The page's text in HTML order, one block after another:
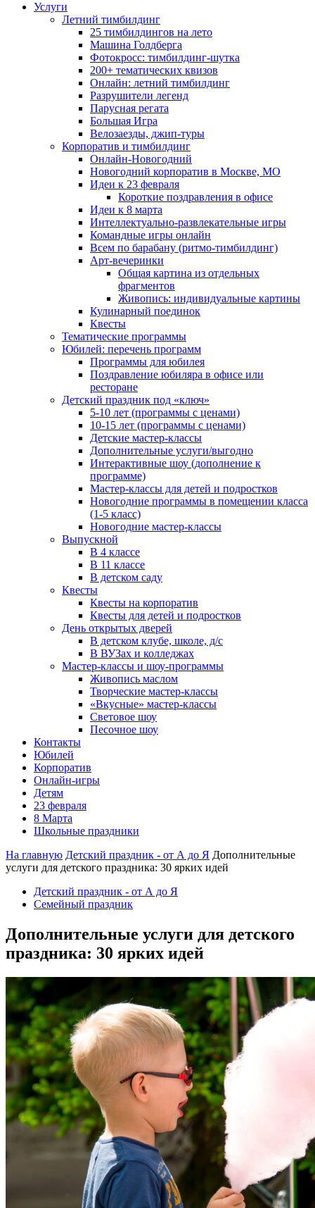
Услуги
Летний тимбилдинг
25 тимбилдингов на лето
Машина Голдберга
Фотокросс: тимбилдинг-шутка
200+ тематических квизов
Онлайн: летний тимбилдинг
Разрушители легенд
Парусная регата
Большая Игра
Велозаезды, джип-туры
Корпоратив и тимбилдинг
Онлайн-Новогодний
Новогодний корпоратив в Москве, МО
Идеи к 23 февраля
Короткие поздравления в офисе
Идеи к 8 марта
Интеллектуально-развлекательные игры
Командные игры онлайн
Всем по барабану (ритмо-тимбилдинг)
Арт-вечеринки
Общая картина из отдельных
фрагментов
Живопись: индивидуальные картины
Кулинарный поединок
Квесты
Тематические программы
Юбилей: перечень программ
Программы для юбилея
Поздравление юбиляра в офисе или
ресторане
Детский праздник под «ключ»
5-10 лет (программы с ценами)
10-15 лет (программы с ценами)
Детские мастер-классы
Дополнительные услуги/выгодно
Интерактивные шоу (дополнение к
программе)
Мастер-классы для детей и подростков
Новогодние программы в помещении класса
(1-5 класс)
Новогодние мастер-классы
Выпускной
В 4 классе
В 11 классе
В детском саду
Квесты
Квесты на корпоратив
Квесты для детей и подростков
День открытых дверей
В детском клубе, школе, д/с
В ВУЗах и колледжах
Мастер-классы и шоу-программы
Живопись маслом
Творческие мастер-классы
«Вкусные» мастер-классы
Световое шоу
Песочное шоу
Контакты
Юбилей
Корпоратив
Онлайн-игры
Детям
23 февраля
8 Марта
Школьные праздники
На главную Детский праздник - от А до Я Дополнительные
услуги для детского праздника: 30 ярких идей
Детский праздник - от А до Я
Семейный праздник
Дополнительные услуги для детского
праздника: 30 ярких идей